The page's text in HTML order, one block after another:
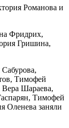
Романова и
Фридрих,
Гришина,
Тимофей
Вера Шараева,
Тимофей
Оленева заняли